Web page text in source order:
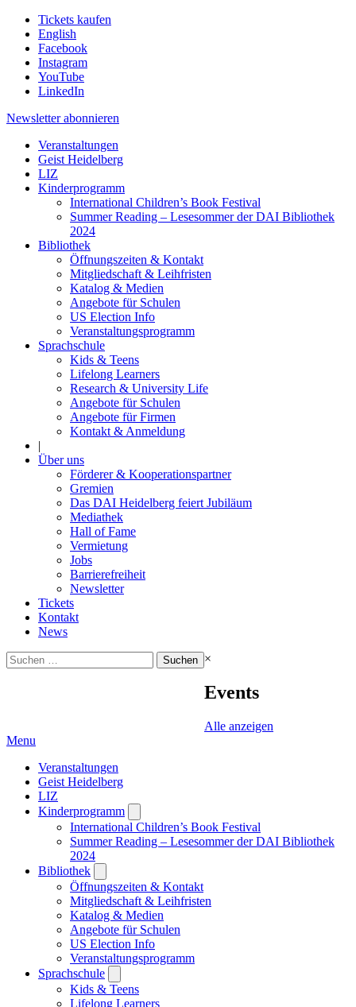
Tickets kaufen
English
Facebook
Instagram
YouTube
LinkedIn
Newsletter abonnieren
Veranstaltungen
Geist Heidelberg
LIZ
Kinderprogramm
International Children’s Book Festival
Summer Reading – Lesesommer der DAI Bibliothek
2024
Bibliothek
Öffnungszeiten & Kontakt
Mitgliedschaft & Leihfristen
Katalog & Medien
Angebote für Schulen
US Election Info
Veranstaltungsprogramm
Sprachschule
Kids & Teens
Lifelong Learners
Research & University Life
Angebote für Schulen
Angebote für Firmen
Kontakt & Anmeldung
|
Über uns
Förderer & Kooperationspartner
Gremien
Das DAI Heidelberg feiert Jubiläum
Mediathek
Hall of Fame
Vermietung
Jobs
Barrierefreiheit
Newsletter
Tickets
Kontakt
News
Suchen
nach:
×
Events
Alle anzeigen
Menu
Veranstaltungen
Geist Heidelberg
LIZ
Kinderprogramm
submenu
International Children’s Book Festival
Summer Reading – Lesesommer der DAI Bibliothek
2024
Bibliothek
submenu
Öffnungszeiten & Kontakt
Mitgliedschaft & Leihfristen
Katalog & Medien
Angebote für Schulen
US Election Info
Veranstaltungsprogramm
Sprachschule
submenu
Kids & Teens
Lifelong Learners